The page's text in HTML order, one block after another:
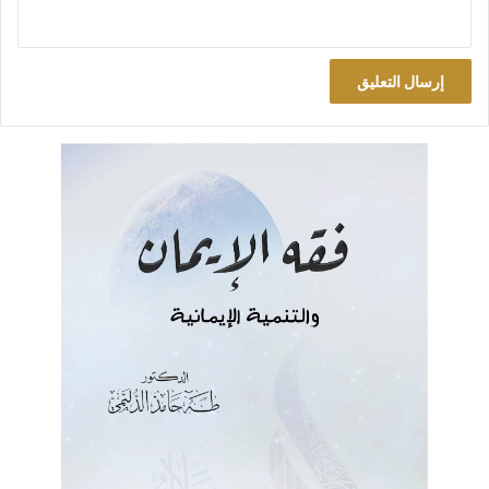
1. افتقار الحديث إلى الدلالة على ذم المُلك
دلالة الحديث على ذم الملك وهم ناتج عن قصور في اللغة عند من
توهمه؛ فقد اعتمد الخلافتية في ذلك على ورود لفظ (الملك العاض)
في نص الحديث بعد ذكر (الخلافة على منهاج النبوة)، ما يفهم منه أن
يستقيم وقواعد لغة العرب. وتسأل: كيف؟ ولي أن أجيب:
أ. العطف بحرف ( ثم )
جاء ترتيب (الملك العاض) في سياق النص بعد (الخلافة على منهاج
النبوة)، لكن برابط حرف العطف (ثم). أعد قراءة النص ثانية: (ثم
تكون خلافة على منهاج النبوة فتكون ما شاء الله أن تكون، ثم يرفعها
إن هذا الحرف في لغة العرب يفيد التعقيب مع التراخي، أي مع وجود
فاصل زمني بين السابق واللاحق. بمعنى أن الملك العاض سيأتي لكن
ليس مباشرة بعد الخلافة المنهجية؛ فلا بد أن يكون بين الحكمين حكم